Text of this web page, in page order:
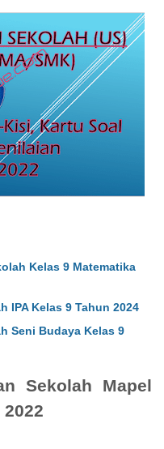
Kelas 9 Matematika
IPA Kelas 9 Tahun 2024
Seni Budaya Kelas 9
Sekolah Mapel
2022